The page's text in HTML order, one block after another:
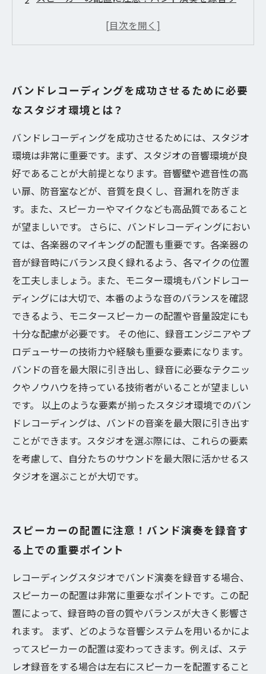
音質向上のためには吸音材を使用しよう！
バンドレコーディングを成功させるために必要
なスタジオ環境とは？
バンドレコーディングを成功させるためには、スタジオ
環境は非常に重要です。まず、スタジオの音響環境が良
好であることが大前提となります。音響壁や遮音性の高
い扉、防音室などが、音質を良くし、音漏れを防ぎま
す。また、スピーカーやマイクなども高品質であること
が望ましいです。 さらに、バンドレコーディングにおい
ては、各楽器のマイキングの配置も重要です。各楽器の
音が録音時にバランス良く録れるよう、各マイクの位置
を工夫しましょう。また、モニター環境もバンドレコー
ディングには大切で、本番のような音のバランスを確認
できるよう、モニタースピーカーの配置や音量設定にも
十分な配慮が必要です。 その他に、録音エンジニアやプ
ロデューサーの技術力や経験も重要な要素になります。
バンドの音を最大限に引き出し、録音に必要なテクニッ
クやノウハウを持っている技術者がいることが望ましい
です。 以上のような要素が揃ったスタジオ環境でのバン
ドレコーディングは、バンドの音楽を最大限に引き出す
ことができます。スタジオを選ぶ際には、これらの要素
を考慮して、自分たちのサウンドを最大限に活かせるス
タジオを選ぶことが大切です。
スピーカーの配置に注意！バンド演奏を録音す
る上での重要ポイント
レコーディングスタジオでバンド演奏を録音する場合、
スピーカーの配置は非常に重要なポイントです。この配
置によって、録音時の音の質やバランスが大きく影響さ
れます。 まず、どのような音響システムを用いるかによ
ってスピーカーの配置は変わってきます。例えば、ステ
レオ録音をする場合は左右にスピーカーを配置すること